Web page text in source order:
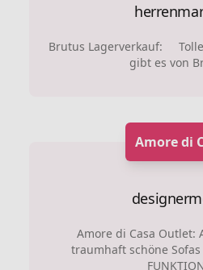
Brutus Lagerverkauf:
gibt es von
Amore di
Amore di Casa Outlet:
traumhaft schöne Sofas